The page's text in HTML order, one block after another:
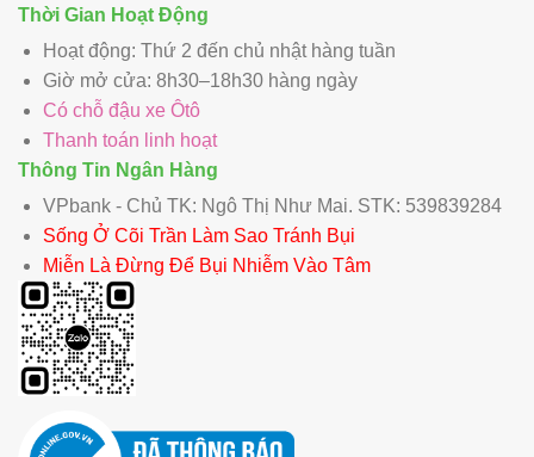
Thời Gian Hoạt Động
Hoạt động: Thứ 2 đến chủ nhật hàng tuần
Giờ mở cửa: 8h30–18h30 hàng ngày
Có chỗ đậu xe Ôtô
Thanh toán linh hoạt
Thông Tin Ngân Hàng
VPbank - Chủ TK: Ngô Thị Như Mai. STK: 539839284
Sống Ở Cõi Trần Làm Sao Tránh Bụi
Miễn Là Đừng Để Bụi Nhiễm Vào Tâm